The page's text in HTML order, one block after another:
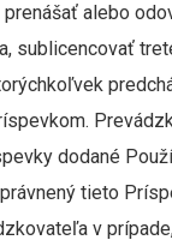
prenášať alebo
sublicencovať
dodané
tieto
v